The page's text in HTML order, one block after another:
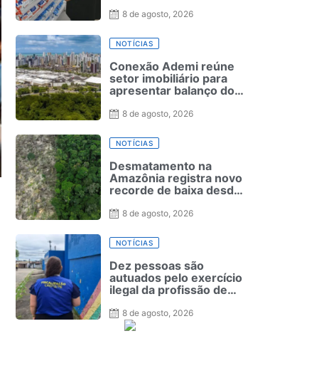
8 de agosto, 2026
NOTÍCIAS
Conexão Ademi reúne
setor imobiliário para
apresentar balanço do
8 de agosto, 2026
NOTÍCIAS
Desmatamento na
Amazônia registra novo
recorde de baixa desde
8 de agosto, 2026
NOTÍCIAS
Dez pessoas são
autuados pelo exercício
ilegal da profissão de
escolas de Pernambuco
8 de agosto, 2026